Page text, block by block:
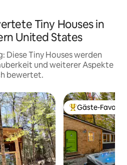
Tiny Houses in
United States
Diese Tiny Houses werden
und weiterer Aspekte
bewertet.
Beliebter Gäste-
Gäste-Favorit